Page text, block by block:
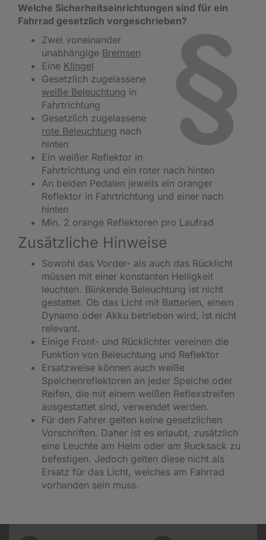
Welche Sicherheitseinrichtungen sind für ein
Fahrrad gesetzlich vorgeschrieben?
Zwei voneinander
unabhängige Bremsen
Eine Klingel
Gesetzlich zugelassene
weiße Beleuchtung in
Fahrtrichtung
Gesetzlich zugelassene
rote Beleuchtung nach
hinten
Ein weißer Reflektor in
Fahrtrichtung und ein roter nach hinten
An beiden Pedalen jeweils ein oranger
Reflektor in Fahrtrichtung und einer nach
hinten
Min. 2 orange Reflektoren pro Laufrad
Zusätzliche Hinweise
Sowohl das Vorder- als auch das Rücklicht
müssen mit einer konstanten Helligkeit
leuchten. Blinkende Beleuchtung ist nicht
gestattet. Ob das Licht mit Batterien, einem
Dynamo oder Akku betrieben wird, ist nicht
relevant.
Einige Front- und Rücklichter vereinen die
Funktion von Beleuchtung und Reflektor
Ersatzweise können auch weiße
Speichenreflektoren an jeder Speiche oder
Reifen, die mit einem weißen Reflexstreifen
ausgestattet sind, verwendet werden.
Für den Fahrer gelten keine gesetzlichen
Vorschriften. Daher ist es erlaubt, zusätzlich
eine Leuchte am Helm oder am Rucksack zu
befestigen. Jedoch gelten diese nicht als
Ersatz für das Licht, welches am Fahrrad
vorhanden sein muss.